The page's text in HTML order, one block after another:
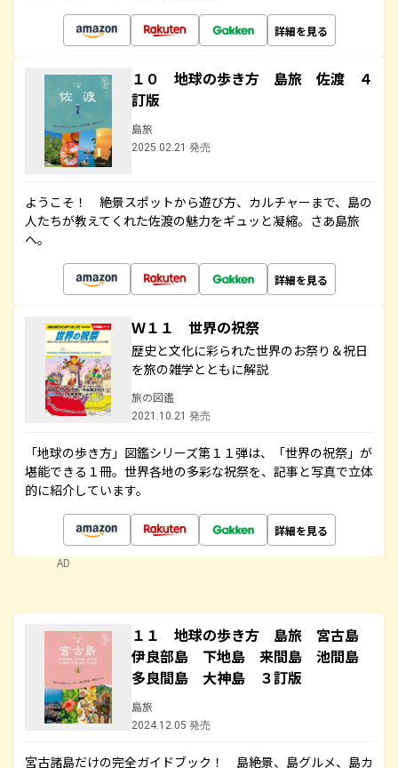
詳細を見る
１０ 地球の歩き方 島旅 佐渡 ４
訂版
島旅
2025.02.21 発売
ようこそ！ 絶景スポットから遊び方、カルチャーまで、島の
人たちが教えてくれた佐渡の魅力をギュッと凝縮。さあ島旅
へ。
詳細を見る
Ｗ１１ 世界の祝祭
歴史と文化に彩られた世界のお祭り＆祝日
を旅の雑学とともに解説
旅の図鑑
2021.10.21 発売
「地球の歩き方」図鑑シリーズ第１１弾は、「世界の祝祭」が
堪能できる１冊。世界各地の多彩な祝祭を、記事と写真で立体
的に紹介しています。
詳細を見る
AD
１１ 地球の歩き方 島旅 宮古島
伊良部島 下地島 来間島 池間島
多良間島 大神島 ３訂版
島旅
2024.12.05 発売
宮古諸島だけの完全ガイドブック！ 島絶景、島グルメ、島カ